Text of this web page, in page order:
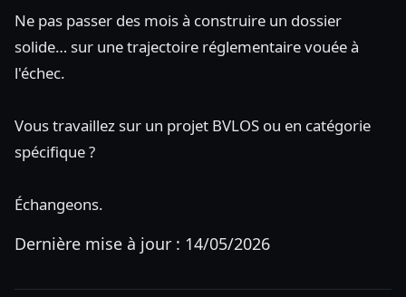
Ne pas passer des mois à construire un dossier
solide… sur une trajectoire réglementaire vouée à
l'échec.
Vous travaillez sur un projet BVLOS ou en catégorie
spécifique ?
Échangeons.
Dernière mise à jour : 14/05/2026